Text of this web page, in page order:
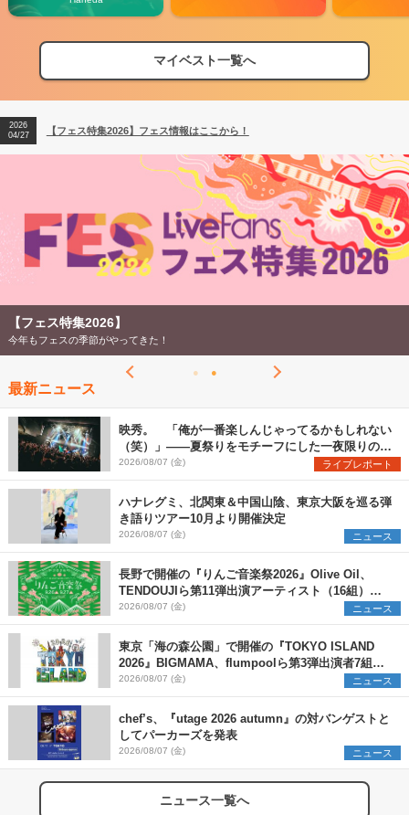
マイベスト一覧へ
【フェス特集2026】フェス情報はここから！
【ライブ動員ランキング】2026年上半期編発表！
2026
04/27
【フェス特集2026】フェス情報はここから！
2026
【ライブ動員ランキング】2026年上半期編発表！
【フェス特集2026】
今年もフェスの季節がやってきた！
最新ニュース
映秀。 「俺が一番楽しんじゃってるかもしれない
（笑）」――夏祭りをモチーフにした一夜限りのス
ペシャルライブ『色祭』レポート
2026/08/07 (金) ライブレポート
ハナレグミ、北関東＆中国山陰、東京大阪を巡る弾
き語りツアー10月より開催決定
2026/08/07 (金) ニュース
長野で開催の『りんご音楽祭2026』Olive Oil、
TENDOUJIら第11弾出演アーティスト（16組）を
発表
2026/08/07 (金) ニュース
東京「海の森公園」で開催の『TOKYO ISLAND
2026』BIGMAMA、flumpoolら第3弾出演者7組を
発表 ワークショップ・アート出展者を募集
2026/08/07 (金) ニュース
chef’s、『utage 2026 autumn』の対バンゲストと
してパーカーズを発表
2026/08/07 (金) ニュース
ニュース一覧へ